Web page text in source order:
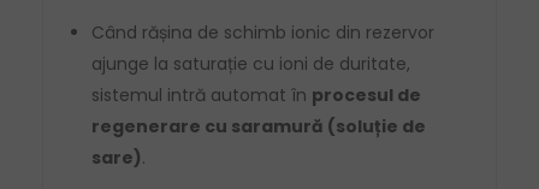
Când rășina de schimb ionic din rezervor
ajunge la saturație cu ioni de duritate,
sistemul intră automat în procesul de
regenerare cu saramură (soluție de
sare).